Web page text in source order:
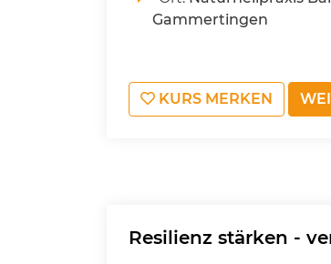
Gammertingen
KURS MERKEN
Resilienz stärken -